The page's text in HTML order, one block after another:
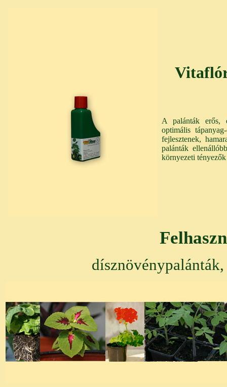
A palánták erős,
optimális
fejlesztenek,
palánták
környezeti